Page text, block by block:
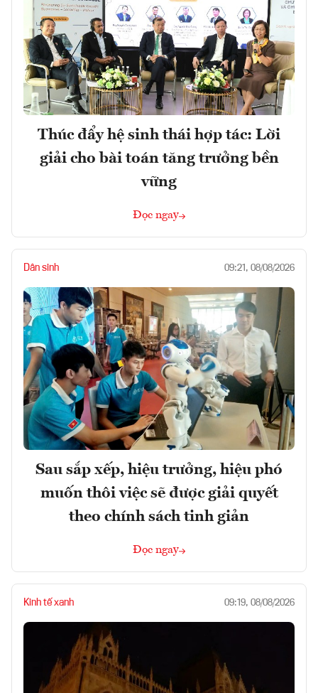
Thúc đẩy hệ sinh thái hợp tác: Lời
giải cho bài toán tăng trưởng bền
vững
Đọc ngay
Dân sinh 09:21, 08/08/2026
Sau sắp xếp, hiệu trưởng, hiệu phó
muốn thôi việc sẽ được giải quyết
theo chính sách tinh giản
Đọc ngay
Kinh tế xanh 09:19, 08/08/2026